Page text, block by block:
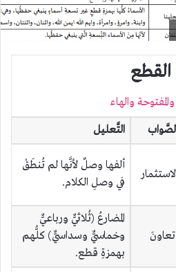
والهاء
التَّعليل
ألفها وصلٌ لأنَّها لم تُنطَقْ
في وصلِ الكلام.
المضارعُ (ثُلاثيٌّ ورباعيٌّ
وخماسيٌّ وسداسيٌّ) كلُّهم
بهمزةِ قطع.